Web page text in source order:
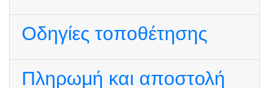
Οδηγίες τοποθέτησης
Πληρωμή και αποστολή